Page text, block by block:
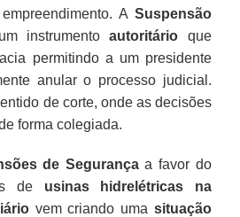
A Suspensão
instrumentoautoritário que
permitindo a um presidente
anular o processo judicial.
de corte, onde as decisões
forma colegiada.
de Segurançaa favor do
de usinas hidrelétricas na
vem criando uma situação